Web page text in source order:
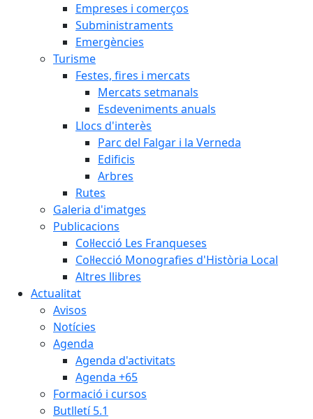
Empreses i comerços
Subministraments
Emergències
Turisme
Festes, fires i mercats
Mercats setmanals
Esdeveniments anuals
Llocs d'interès
Parc del Falgar i la Verneda
Edificis
Arbres
Rutes
Galeria d'imatges
Publicacions
Col·lecció Les Franqueses
Col·lecció Monografies d'Història Local
Altres llibres
Actualitat
Avisos
Notícies
Agenda
Agenda d'activitats
Agenda +65
Formació i cursos
Butlletí 5.1